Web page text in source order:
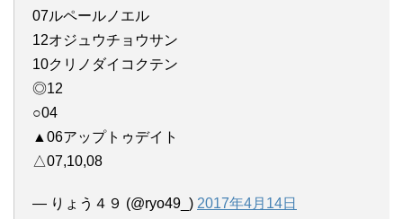
07ルペールノエル
12オジュウチョウサン
10クリノダイコクテン
◎12
○04
▲06アップトゥデイト
△07,10,08
— りょう４９ (@ryo49_) 2017年4月14日